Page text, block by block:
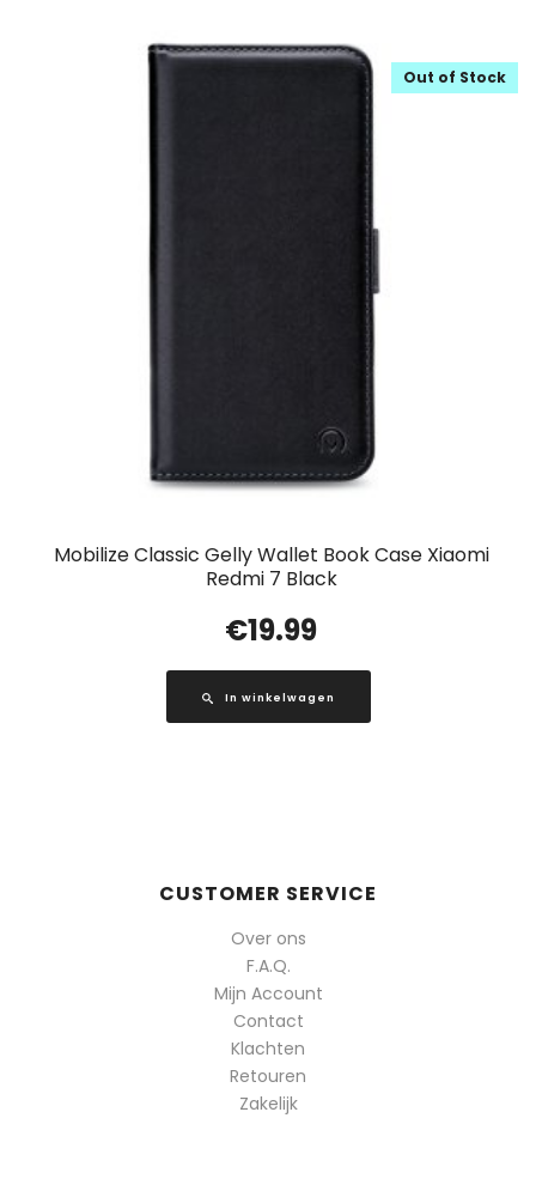
Mobilize Classic Gelly Wallet Book Case Xiaomi
Redmi 7 Black
Out of Stock
€19.99
In winkelwagen
CUSTOMER SERVICE
Over ons
F.A.Q.
Mijn Account
Contact
Klachten
Retouren
Zakelijk